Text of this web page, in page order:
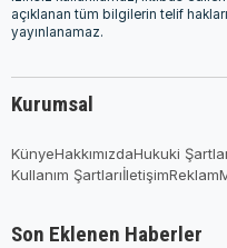
açıklanan tüm bilgilerin telif
yayınlanamaz.
Kurumsal
KünyeHakkımızdaHukuki
Kullanım ŞartlarıİletişimReklam
Son Eklenen Haberler